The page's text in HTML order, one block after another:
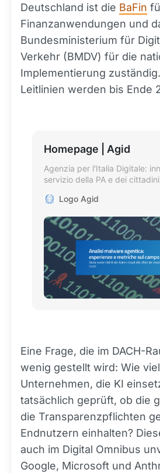
Deutschland ist die BaFin
Finanzanwendungen und
Bundesministerium für
Verkehr (BMDV) für die
Implementierung
Leitlinien werden bis Ende
Homepage | Agid
Agenzia per l'Italia Digitale:
servizio della PA e dei
Logo Agid
Eine Frage, die im DACH-
wenig gestellt wird: Wie
Unternehmen, die KI
tatsächlich geprüft, ob die
die Transparenzpflichten
Endnutzern einhalten?
auch im Digital Omnibus
Google, Microsoft und